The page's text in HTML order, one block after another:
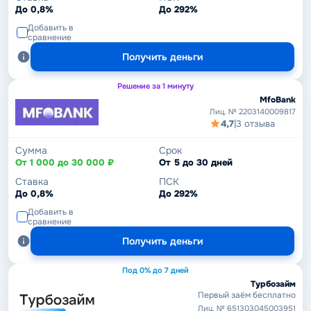
До 0,8% До 292%
Добавить в
сравнение
Получить деньги
Решение за 1 минуту
MfoBank
Лиц. № 2203140009817
4,7|3 отзыва
Сумма
От 1 000 до 30 000 ₽
Срок
От 5 до 30 дней
Ставка
До 0,8%
ПСК
До 292%
Добавить в
сравнение
Получить деньги
Под 0% до 7 дней
Турбозайм
Первый заём бесплатно
Лиц. № 651303045003951